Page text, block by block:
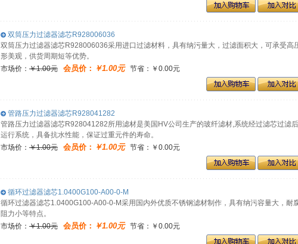
双筒压力过滤器滤芯R928006036
双筒压力过滤器滤芯R928006036采用进口过滤材料，具有纳污量大，过滤面积大，可承受高
形美观，供货周期短等优势。
市场价： ￥1.00元 会员价： ￥1.00元节省：￥0.00元
管路压力过滤器滤芯R928041282
管路压力过滤器滤芯R928041282所用滤材是美国HV公司生产的玻纤滤材,系统经过滤芯过滤
运行系统，具备抗水性能，保证过重元件的寿命。
市场价： ￥1.00元 会员价： ￥1.00元节省：￥0.00元
循环过滤器滤芯1.0400G100-A00-0-M
循环过滤器滤芯1.0400G100-A00-0-M采用国内外优质不锈钢滤材制作，具有纳污容量大，耐
阻力小等特点。
市场价： ￥1.00元 会员价： ￥1.00元节省：￥0.00元